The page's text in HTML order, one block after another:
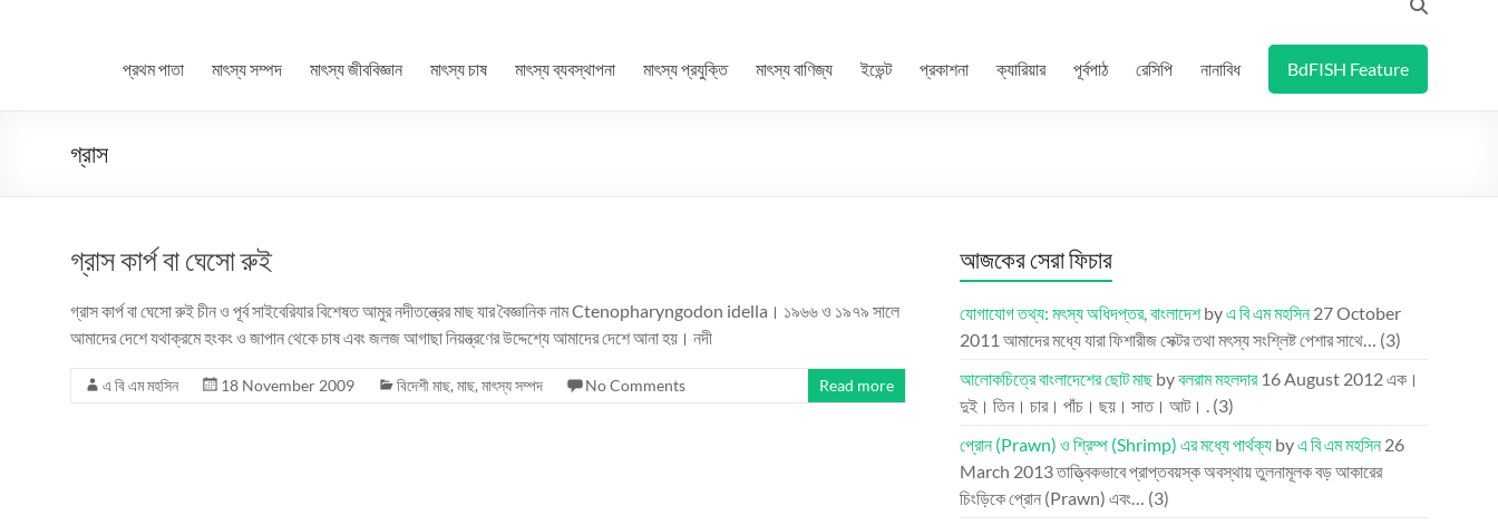
প্রথম পাতা মাৎস্য সম্পদ মাৎস্য জীববিজ্ঞান মাৎস্য চাষ মাৎস্য ব্যবস্থাপনা মাৎস্য প্রযুক্তি মাৎস্য বাণিজ্য ইভেন্ট প্রকাশনা ক্যারিয়ার পূর্বপাঠ রেসিপি নানাবিধ BdFISH Feature
গ্রাস
গ্রাস কার্প বা ঘেসো রুই
গ্রাস কার্প বা ঘেসো রুই চীন ও পূর্ব সাইবেরিযার বিশেষত আমুর নদীতন্ত্রের মাছ যার বৈজ্ঞানিক নাম Ctenopharyngodon idella। ১৯৬৬ ও ১৯৭৯ সালে
আমাদের দেশে যথাক্রমে হংকং ও জাপান থেকে চাষ এবং জলজ আগাছা নিয়ন্ত্রণের উদ্দেশ্যে আমাদের দেশে আনা হয়। নদী
এ বি এম মহসিন 18 November 2009 বিদেশী মাছ, মাছ, মাৎস্য সম্পদ No Comments Read more
আজকের সেরা ফিচার
যোগাযোগ তথ্য: মৎস্য অধিদপ্তর, বাংলাদেশbyএ বি এম মহসিন 27 October
2011 আমাদের মধ্যে যারা ফিশারীজ সেক্টর তথা মৎস্য সংশ্লিষ্ট পেশার সাথে… (3)
আলোকচিত্রে বাংলাদেশের ছোট মাছbyবলরাম মহলদার 16 August 2012এক।
দুই। তিন। চার। পাঁচ। ছয়। সাত। আট। . (3)
প্রোন (Prawn) ও শ্রিম্প (Shrimp) এর মধ্যে পার্থক্য byএ বি এম মহসিন 26
March 2013তাত্ত্বিকভাবে প্রাপ্তবয়স্ক অবস্থায় তুলনামূলক বড় আকারের
চিংড়িকে প্রোন (Prawn) এবং… (3)